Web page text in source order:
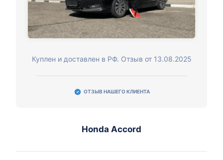
Куплен и доставлен в РФ. Отзыв от 13.08.2025
ОТЗЫВ НАШЕГО КЛИЕНТА
Honda Accord